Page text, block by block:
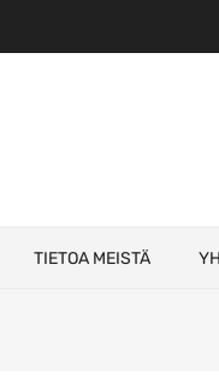
TIETOA MEISTÄ